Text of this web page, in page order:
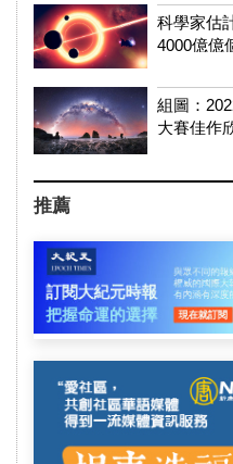
科學家估
4000億億
組圖：
大賽佳作
推薦